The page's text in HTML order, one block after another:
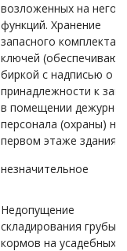
возложенных на него
функций. Хранение
запасного комплекта
ключей
биркой с надписью о
принадлежности к
в помещении
персонала (охраны) на
первом этаже здания
незначительное
Недопущение
складирования грубых
кормов на усадебных